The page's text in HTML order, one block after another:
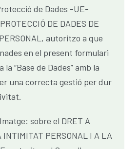
de Dades -UE-
DE DADES DE
autoritzo a que
en el present formulari
la “Base de Dades” amb la
una correcta gestió per dur
sobre el DRET A
INTIMITAT PERSONAL I A LA